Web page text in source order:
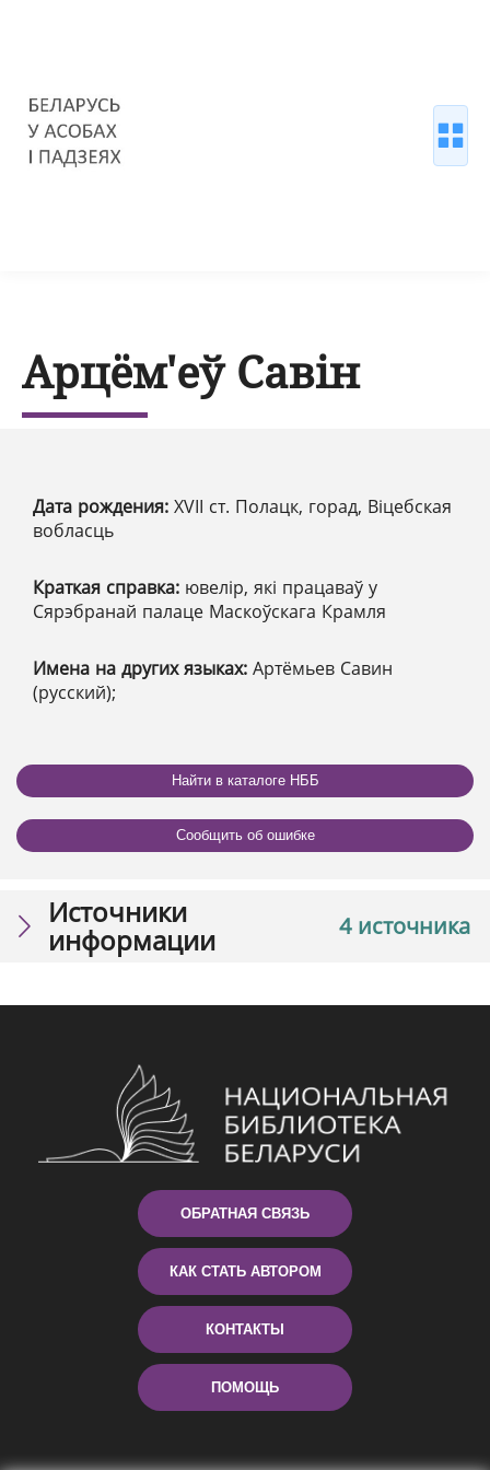
Арцём'еў Савін
Дата рождения: XVІІ ст. Полацк, горад, Віцебская
вобласць
Краткая справка: ювелір, які працаваў у
Сярэбранай палаце Маскоўскага Крамля
Имена на других языках: Артёмьев Савин
(русский);
Найти в каталоге НББ
Сообщить об ошибке
4 источника
Источники
информации
ОБРАТНАЯ СВЯЗЬ
КАК СТАТЬ АВТОРОМ
КОНТАКТЫ
ПОМОЩЬ